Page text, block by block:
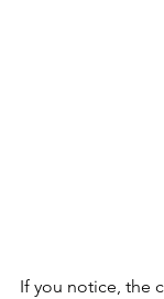
If you notice, the